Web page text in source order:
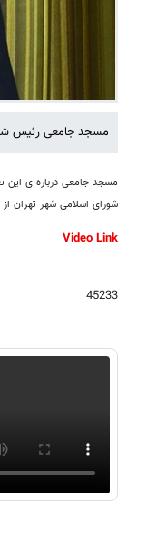
مسجد جامعی رئیس شورای
مسجد جامعی درباره ی این
شورای اسلامی شهر تهران از 3 به 6 کمیسیون افزایش یافته است.
Video Link
45233